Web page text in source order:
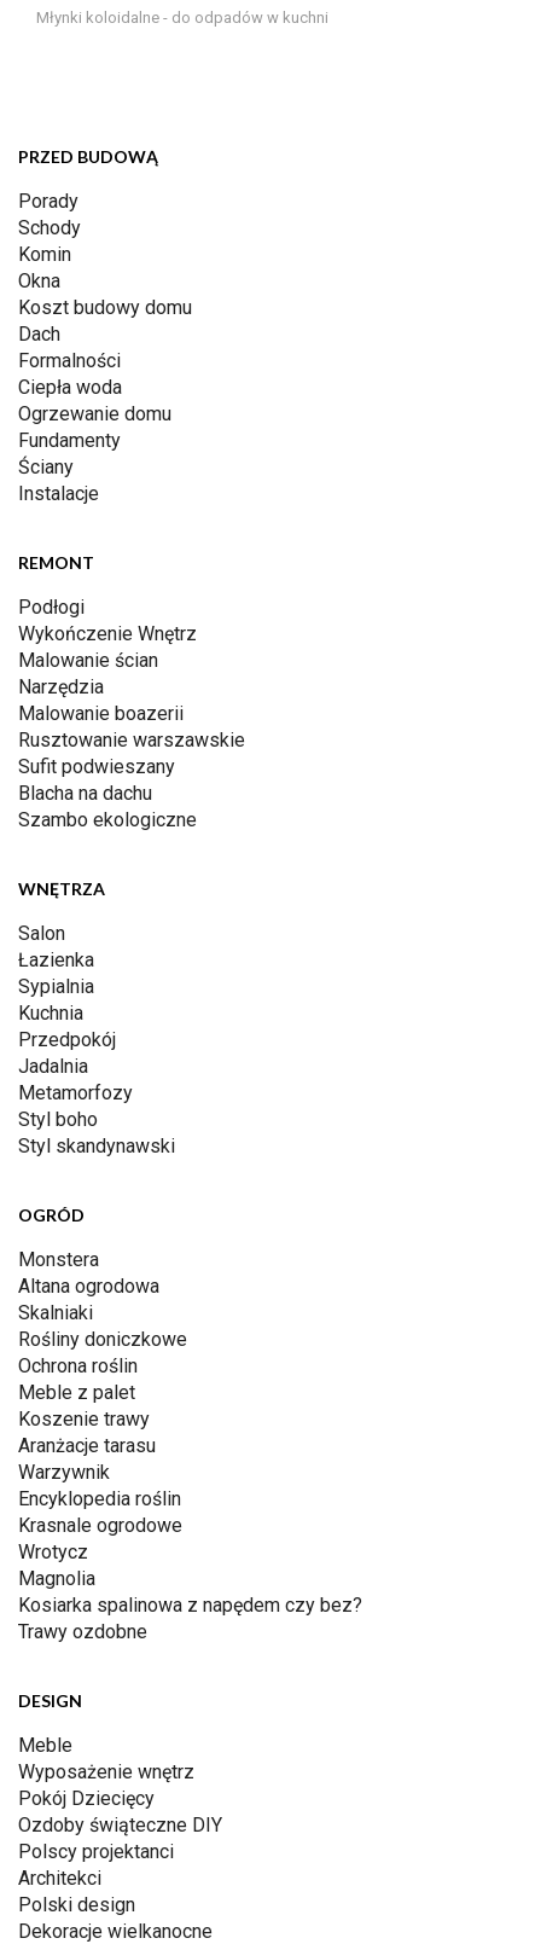
Młynki koloidalne - do odpadów w kuchni
PRZED BUDOWĄ
Porady
Schody
Komin
Okna
Koszt budowy domu
Dach
Formalności
Ciepła woda
Ogrzewanie domu
Fundamenty
Ściany
Instalacje
REMONT
Podłogi
Wykończenie Wnętrz
Malowanie ścian
Narzędzia
Malowanie boazerii
Rusztowanie warszawskie
Sufit podwieszany
Blacha na dachu
Szambo ekologiczne
WNĘTRZA
Salon
Łazienka
Sypialnia
Kuchnia
Przedpokój
Jadalnia
Metamorfozy
Styl boho
Styl skandynawski
OGRÓD
Monstera
Altana ogrodowa
Skalniaki
Rośliny doniczkowe
Ochrona roślin
Meble z palet
Koszenie trawy
Aranżacje tarasu
Warzywnik
Encyklopedia roślin
Krasnale ogrodowe
Wrotycz
Magnolia
Kosiarka spalinowa z napędem czy bez?
Trawy ozdobne
DESIGN
Meble
Wyposażenie wnętrz
Pokój Dziecięcy
Ozdoby świąteczne DIY
Polscy projektanci
Architekci
Polski design
Dekoracje wielkanocne